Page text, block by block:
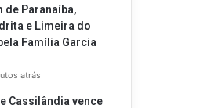
de Paranaíba,
e Limeira do
Família Garcia
atrás
Cassilândia vence